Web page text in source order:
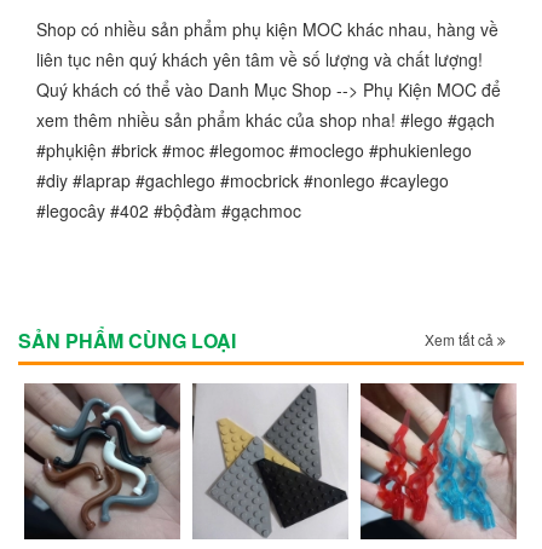
Shop có nhiều sản phẩm phụ kiện MOC khác nhau, hàng về
liên tục nên quý khách yên tâm về số lượng và chất lượng!
Quý khách có thể vào Danh Mục Shop --> Phụ Kiện MOC để
xem thêm nhiều sản phẩm khác của shop nha! #lego #gạch
#phụkiện #brick #moc #legomoc #moclego #phukienlego
#diy #laprap #gachlego #mocbrick #nonlego #caylego
#legocây #402 #bộđàm #gạchmoc
SẢN PHẨM CÙNG LOẠI Xem tất cả